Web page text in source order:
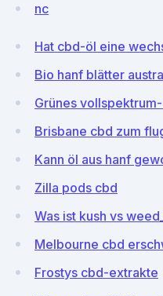
nc
Hat cbd-öl eine
Bio hanf blätter
Grünes
Brisbane cbd zum
Kann öl aus hanf
Zilla pods cbd
Was ist kush vs
Melbourne cbd
Frostys cbd-extrakte